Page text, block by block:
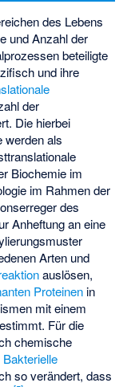
des Lebens
und Anzahl der
beteiligte
und ihre
der
Die hierbei
werden als
Biochemie im
im Rahmen der
des
Anheftung an eine
Arten und
auslösen,
Proteinen in
mit einem
Für die
chemische
Bakterielle
so verändert, dass